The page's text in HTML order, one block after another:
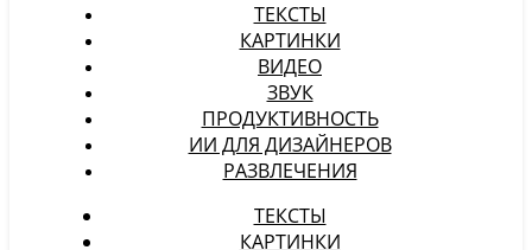
ТЕКСТЫ
КАРТИНКИ
ВИДЕО
ЗВУК
ПРОДУКТИВНОСТЬ
ИИ ДЛЯ ДИЗАЙНЕРОВ
РАЗВЛЕЧЕНИЯ
ТЕКСТЫ
КАРТИНКИ